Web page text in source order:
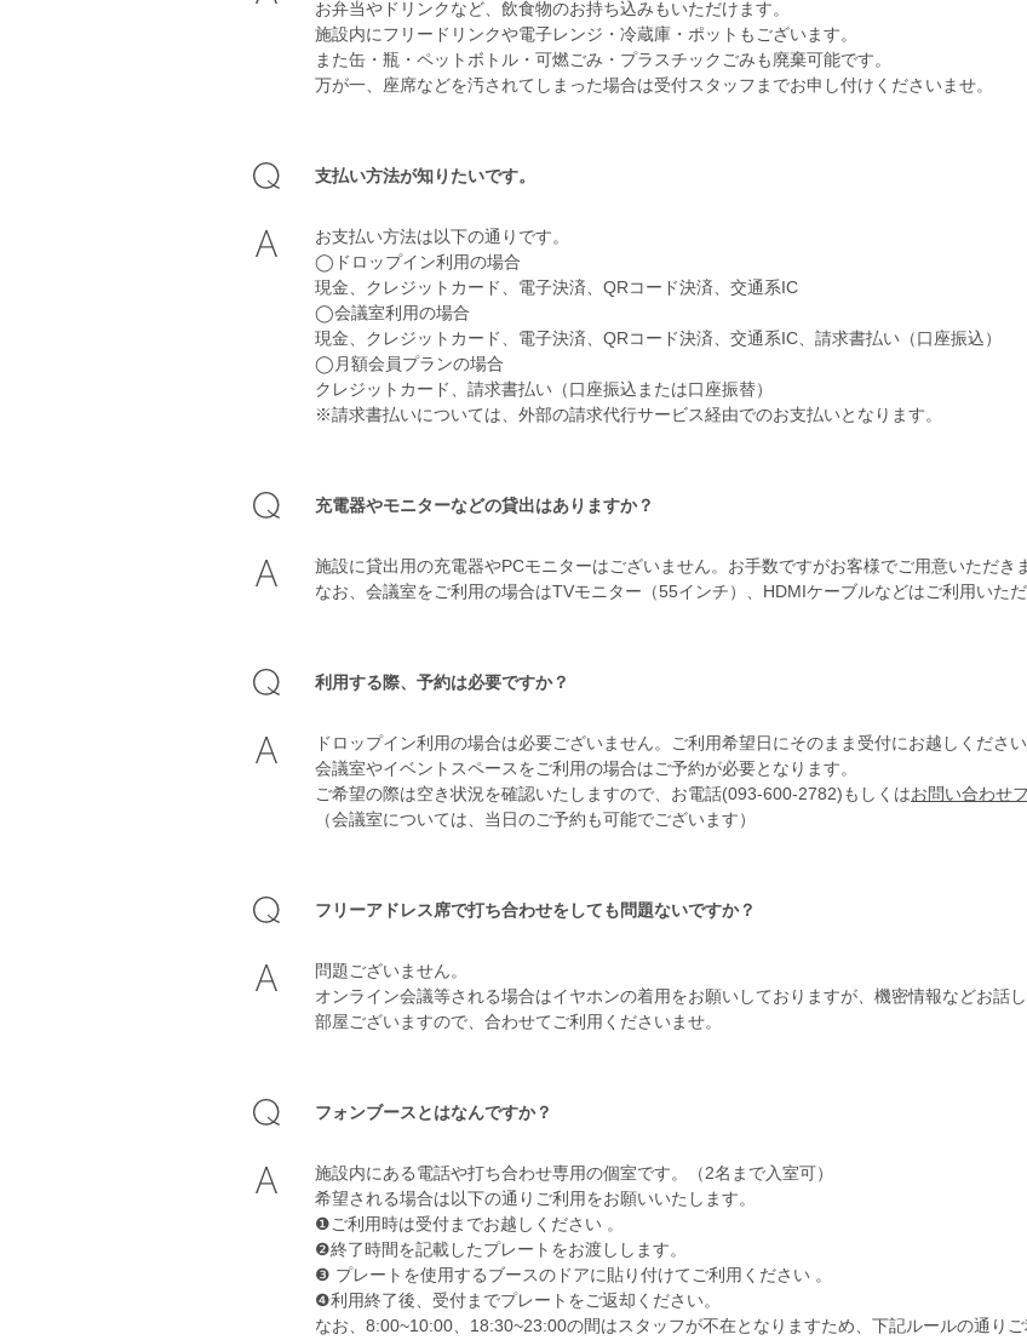
お弁当やドリンクなど、飲食物のお持ち込みもいただけます。
施設内にフリードリンクや電子レンジ・冷蔵庫・ポットもございます。
また缶・瓶・ペットボトル・可燃ごみ・プラスチックごみも廃棄可能です。
万が一、座席などを汚されてしまった場合は受付スタッフまでお申し付けくださいませ。
支払い方法が知りたいです。
お支払い方法は以下の通りです。
◯ドロップイン利用の場合
現金、クレジットカード、電子決済、QRコード決済、交通系IC
◯会議室利用の場合
現金、クレジットカード、電子決済、QRコード決済、交通系IC、請求書払い（口座振込）
◯月額会員プランの場合
クレジットカード、請求書払い（口座振込または口座振替）
※請求書払いについては、外部の請求代行サービス経由でのお支払いとなります。
充電器やモニターなどの貸出はありますか？
施設に貸出用の充電器やPCモニターはございません。お手数ですがお客様でご用意いただき
なお、会議室をご利用の場合はTVモニター（55インチ）、HDMIケーブルなどはご利用いただ
利用する際、予約は必要ですか？
ドロップイン利用の場合は必要ございません。ご利用希望日にそのまま受付にお越しください
会議室やイベントスペースをご利用の場合はご予約が必要となります。
ご希望の際は空き状況を確認いたしますので、お電話(093-600-2782)もしくはお問い合わせ
（会議室については、当日のご予約も可能でございます）
フリーアドレス席で打ち合わせをしても問題ないですか？
問題ございません。
オンライン会議等される場合はイヤホンの着用をお願いしておりますが、機密情報などお話
部屋ございますので、合わせてご利用くださいませ。
フォンブースとはなんですか？
施設内にある電話や打ち合わせ専用の個室です。（2名まで入室可）
希望される場合は以下の通りご利用をお願いいたします。
❶ご利用時は受付までお越しください 。
❷終了時間を記載したプレートをお渡しします。
❸ プレートを使用するブースのドアに貼り付けてご利用ください 。
❹利用終了後、受付までプレートをご返却ください。
なお、8:00~10:00、18:30~23:00の間はスタッフが不在となりますため、下記ルールの通り